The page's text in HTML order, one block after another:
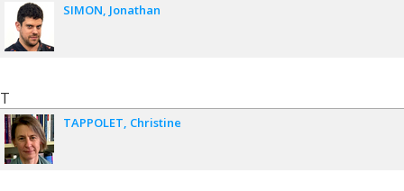
SIMON Jonathan
T
TAPPOLET Christine